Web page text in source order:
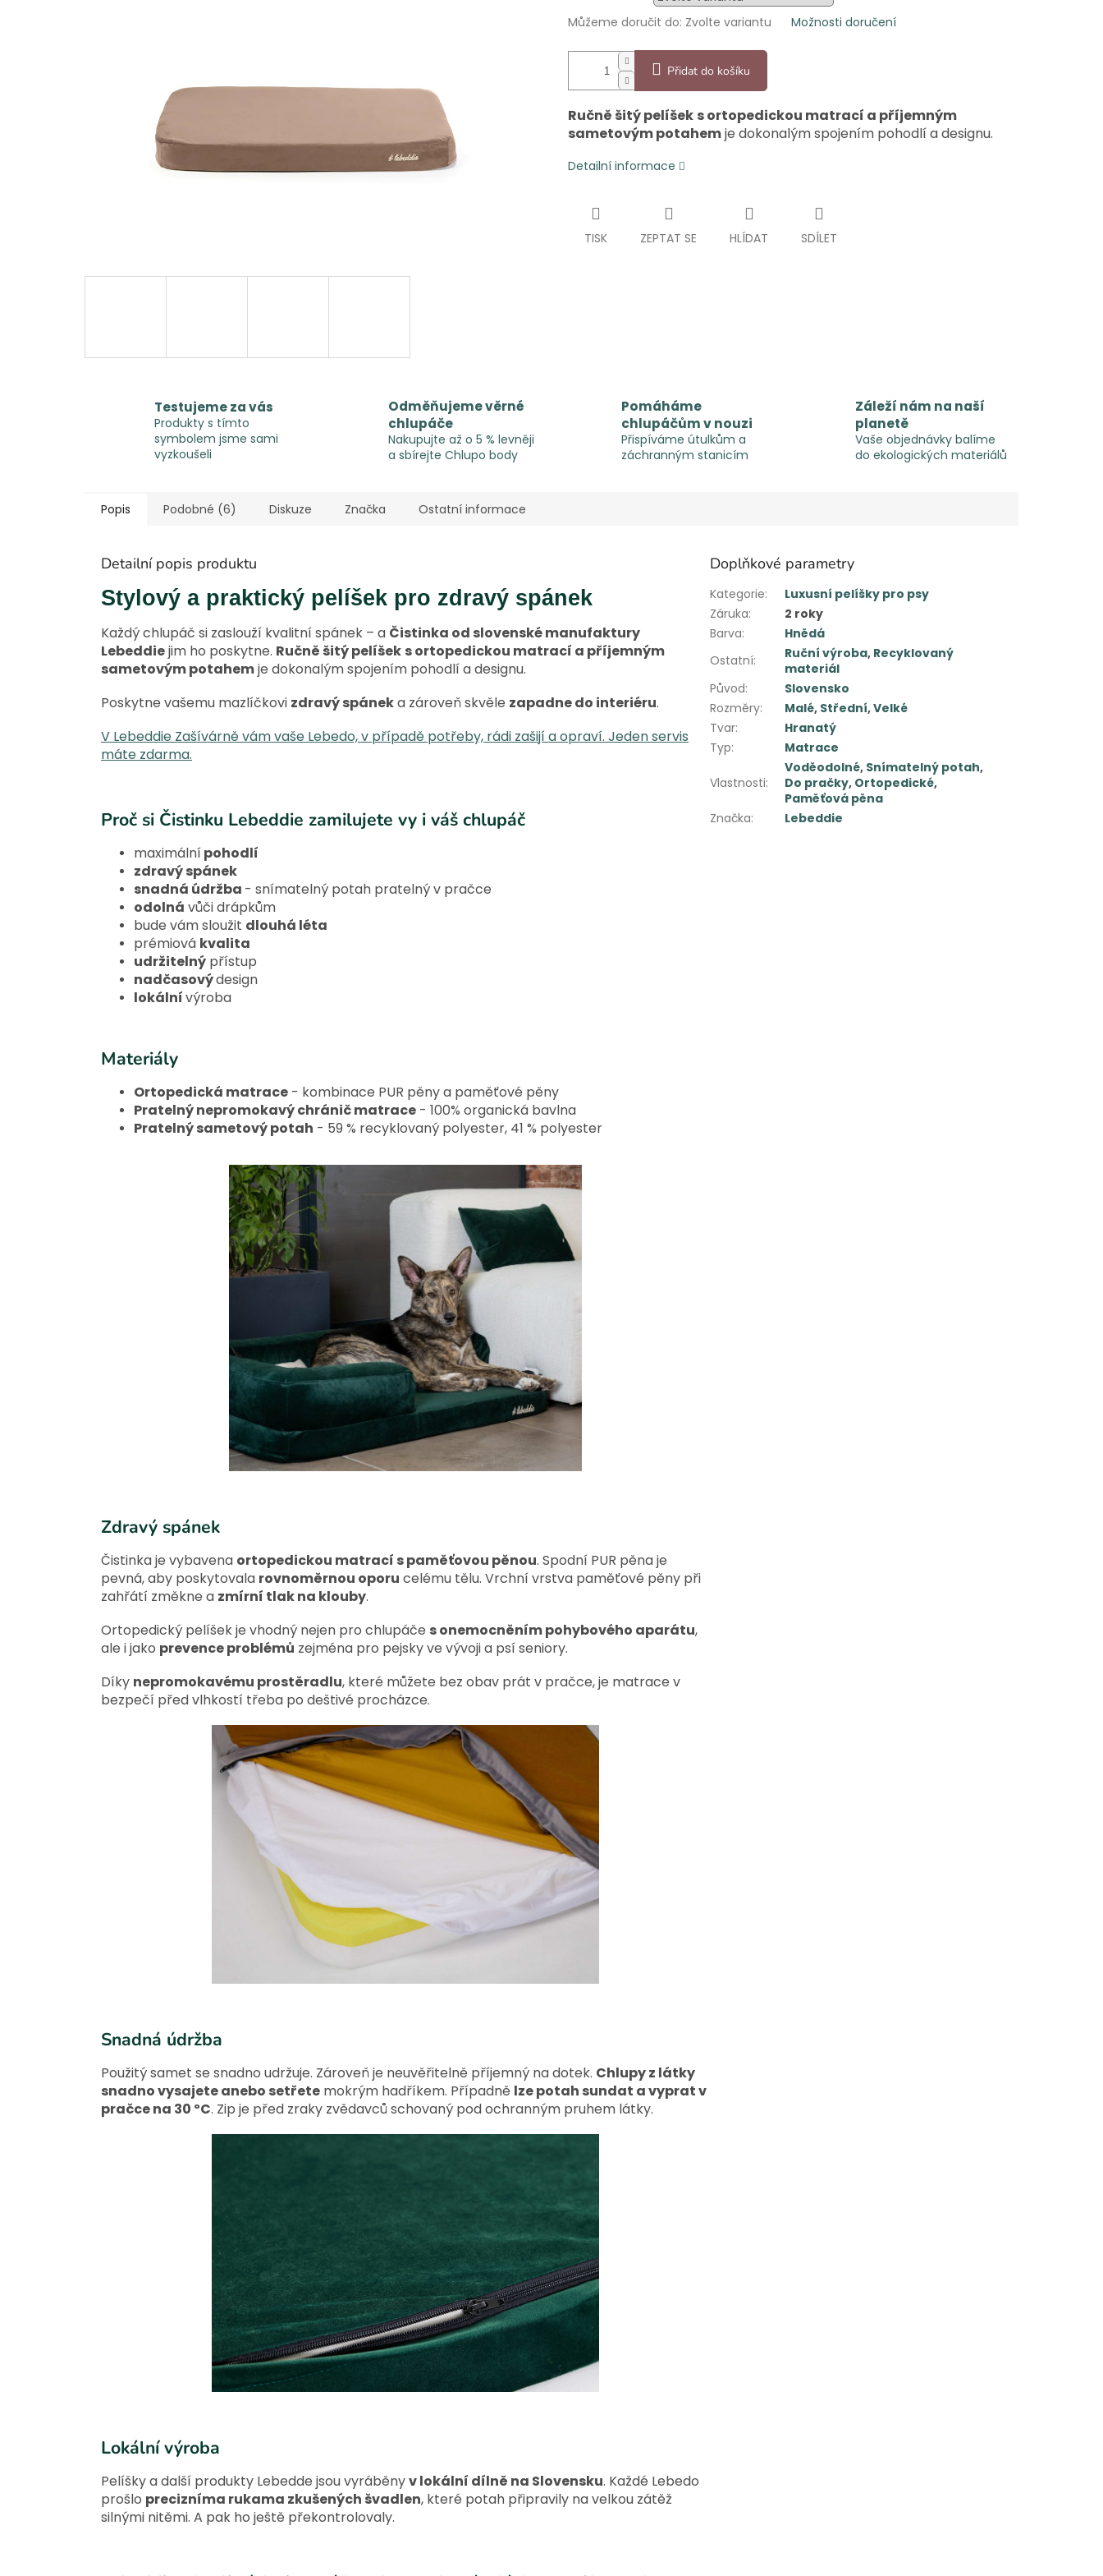
Můžeme doručit do: Zvolte variantu Možnosti doručení
Přidat do košíku
Ručně šitý pelíšek s ortopedickou matrací a příjemným
sametovým potahemje dokonalým spojením pohodlí a designu.
Detailní informace
TISK ZEPTAT SE HLÍDAT SDÍLET
Testujeme za vás
Produkty s tímto
symbolem jsme sami
vyzkoušeli
Odměňujeme věrné
chlupáče
Nakupujte až o 5 % levněji
a sbírejte Chlupo body
Pomáháme
chlupáčům v nouzi
Přispíváme útulkům a
záchranným stanicím
Záleží nám na naší
planetě
Vaše objednávky balíme
do ekologických materiálů
Popis Podobné (6) Diskuze Značka Ostatní informace
Detailní popis produktu
Stylový a praktický pelíšek pro zdravý spánek
Každý chlupáč si zaslouží kvalitní spánek – a Čistinka od slovenské manufaktury
Lebeddiejim ho poskytne. Ručně šitý pelíšek s ortopedickou matrací a příjemným
sametovým potahemje dokonalým spojením pohodlí a designu.
Poskytne vašemu mazlíčkovi zdravý spáneka zároveň skvěle zapadne do interiéru.
V Lebeddie Zašívárně vám vaše Lebedo, v případě potřeby, rádi zašijí a opraví. Jeden servis
máte zdarma.
Proč si Čistinku Lebeddie zamilujete vy i váš chlupáč
maximální pohodlí
zdravý spánek
snadná údržba - snímatelný potah pratelný v pračce
odolná vůči drápkům
bude vám sloužit dlouhá léta
prémiová kvalita
udržitelný přístup
nadčasovýdesign
lokálnívýroba
Materiály
Ortopedická matrace - kombinace PUR pěny a paměťové pěny
Pratelný nepromokavý chránič matrace - 100% organická bavlna
Pratelný sametový potah - 59 % recyklovaný polyester, 41 % polyester
Zdravý spánek
Čistinka je vybavena ortopedickou matrací s paměťovou pěnou. Spodní PUR pěna je
pevná, aby poskytovala rovnoměrnou oporu celému tělu. Vrchní vrstva paměťové pěny při
zahřátí změkne a zmírní tlak na klouby.
Ortopedický pelíšek je vhodný nejen pro chlupáče s onemocněním pohybového aparátu,
ale i jako prevence problémů zejména pro pejsky ve vývoji a psí seniory.
Díky nepromokavému prostěradlu, které můžete bez obav prát v pračce, je matrace v
bezpečí před vlhkostí třeba po deštivé procházce.
Snadná údržba
Použitý samet se snadno udržuje. Zároveň je neuvěřitelně příjemný na dotek. Chlupy z látky
snadno vysajete anebo setřete mokrým hadříkem. Případně lze potah sundat a vyprat v
pračce na 30 ºC. Zip je před zraky zvědavců schovaný pod ochranným pruhem látky.
Lokální výroba
Pelíšky a další produkty Lebedde jsou vyráběnyv lokální dílně na Slovensku. Každé Lebedo
prošlo precizníma rukama zkušených švadlen, které potah připravily na velkou zátěž
silnými nitěmi. A pak ho ještě překontrolovaly.
Doplňkové parametry
Kategorie:
Luxusní pelíšky pro psy
Záruka:
2 roky
Barva:
Hnědá
Ostatní: Ruční výroba, Recyklovaný
materiál
Původ:
Slovensko
Rozměry: Malé, Střední,Velké
Tvar:
Hranatý
Typ: Matrace
Vlastnosti:
Voděodolné, Snímatelný potah,
Do pračky, Ortopedické,
Paměťová pěna
Značka: Lebeddie